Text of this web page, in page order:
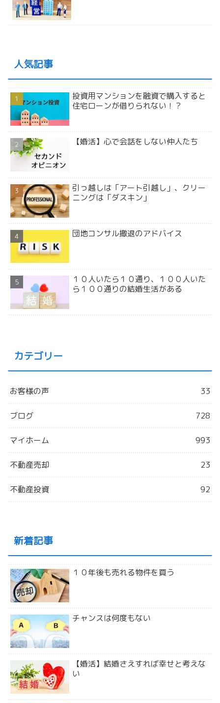
人気記事
投資用マンションを融資で購入すると
住宅ローンが借りられない！？
【婚活】心で会話をしない仲人たち
引っ越しは「アート引越し」、クリー
ニングは「ダスキン」
団地コンサル撤退のアドバイス
１０人いたら１０通り、１００人いた
ら１００通りの結婚生活がある
カテゴリー
お客様の声 33
ブログ 728
マイホーム 993
不動産売却 23
不動産投資 92
新着記事
１０年後も売れる物件を買う
チャンスは何度もない
【婚活】結婚さえすれば幸せと考えな
い